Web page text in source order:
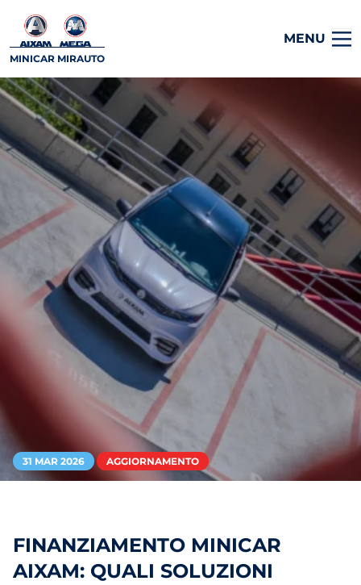
MINICAR MIRAUTO
MENU
31 MAR 2026 AGGIORNAMENTO
FINANZIAMENTO MINICAR
AIXAM: QUALI SOLUZIONI